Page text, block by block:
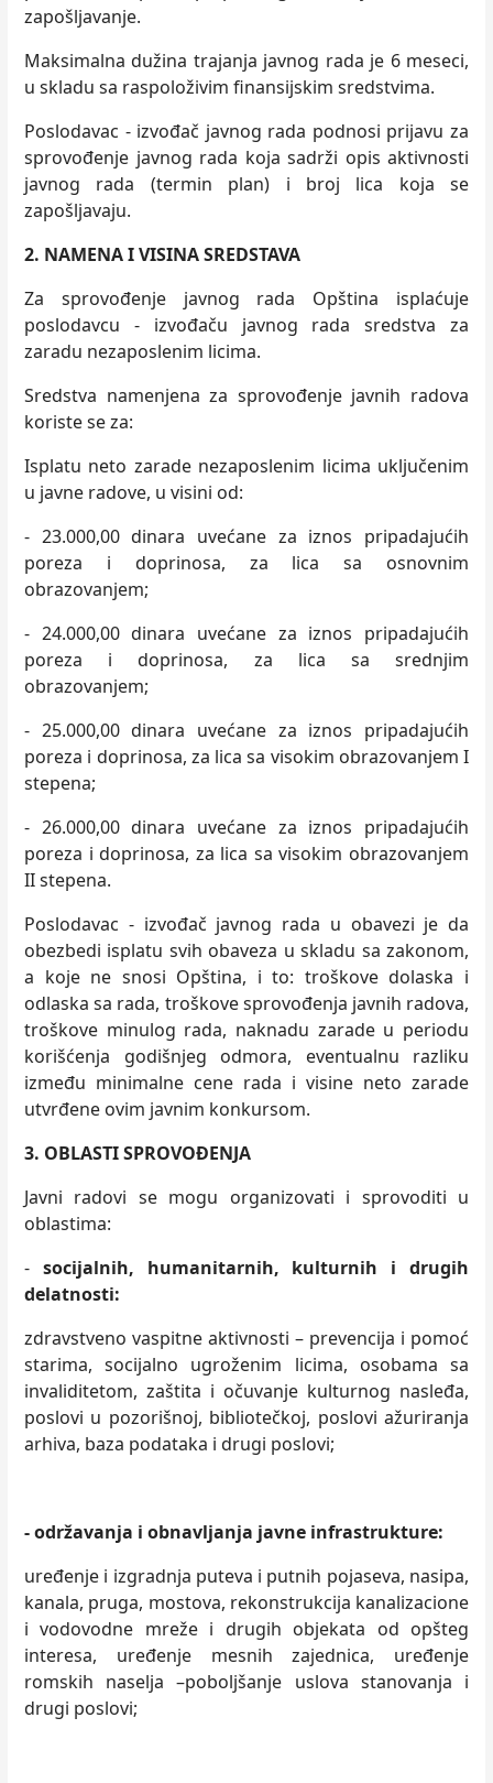
zapošljavanje.
Maksimalna dužina trajanja javnog rada je 6 meseci,
u skladu sa raspoloživim finansijskim sredstvima.
Poslodavac - izvođač javnog rada podnosi prijavu za
sprovođenje javnog rada koja sadrži opis aktivnosti
javnog rada (termin plan) i broj lica koja se
zapošljavaju.
2. NAMENA I VISINA SREDSTAVA
Za sprovođenje javnog rada Opština isplaćuje
poslodavcu - izvođaču javnog rada sredstva za
zaradu nezaposlenim licima.
Sredstva namenjena za sprovođenje javnih radova
koriste se za:
Isplatu neto zarade nezaposlenim licima uključenim
u javne radove, u visini od:
- 23.000,00 dinara uvećane za iznos pripadajućih
poreza i doprinosa, za lica sa osnovnim
obrazovanjem;
- 24.000,00 dinara uvećane za iznos pripadajućih
poreza i doprinosa, za lica sa srednjim
obrazovanjem;
- 25.000,00 dinara uvećane za iznos pripadajućih
poreza i doprinosa, za lica sa visokim obrazovanjem I
stepena;
- 26.000,00 dinara uvećane za iznos pripadajućih
poreza i doprinosa, za lica sa visokim obrazovanjem
II stepena.
Poslodavac - izvođač javnog rada u obavezi je da
obezbedi isplatu svih obaveza u skladu sa zakonom,
a koje ne snosi Opština, i to: troškove dolaska i
odlaska sa rada, troškove sprovođenja javnih radova,
troškove minulog rada, naknadu zarade u periodu
korišćenja godišnjeg odmora, eventualnu razliku
između minimalne cene rada i visine neto zarade
utvrđene ovim javnim konkursom.
3. OBLASTI SPROVOĐENJA
Javni radovi se mogu organizovati i sprovoditi u
oblastima:
- socijalnih, humanitarnih, kulturnih i drugih
delatnosti:
zdravstveno vaspitne aktivnosti – prevencija i pomoć
starima, socijalno ugroženim licima, osobama sa
invaliditetom, zaštita i očuvanje kulturnog nasleđa,
poslovi u pozorišnoj, bibliotečkoj, poslovi ažuriranja
arhiva, baza podataka i drugi poslovi;
-održavanja i obnavljanja javne infrastrukture:
uređenje i izgradnja puteva i putnih pojaseva, nasipa,
kanala, pruga, mostova, rekonstrukcija kanalizacione
i vodovodne mreže i drugih objekata od opšteg
interesa, uređenje mesnih zajednica, uređenje
romskih naselja –poboljšanje uslova stanovanja i
drugi poslovi;